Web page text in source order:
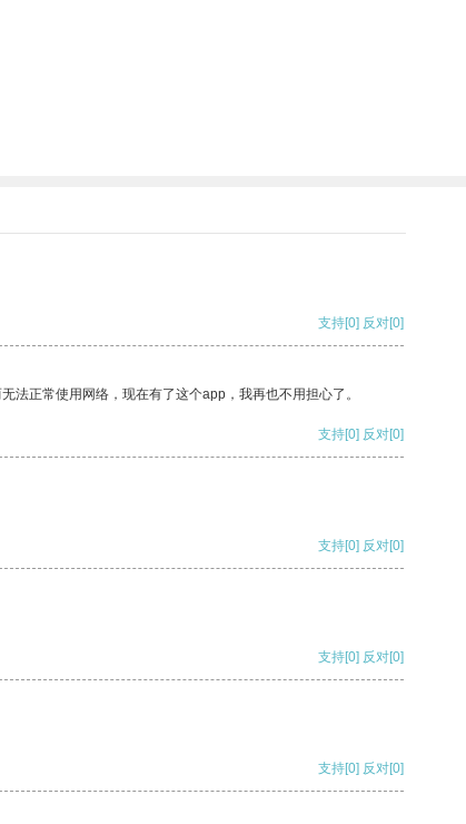
支持[0] 反对[0]
正常使用网络，现在有了这个app，我再也不用担心了。
支持[0] 反对[0]
支持[0] 反对[0]
支持[0] 反对[0]
支持[0] 反对[0]